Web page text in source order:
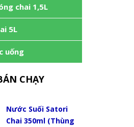
chai 1,5L
5L
uống
CHẠY
Nước Suối Satori
Chai 350ml (Thùng